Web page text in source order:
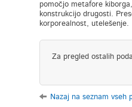
pomočjo metafore
konstrukcijo drugosti.
korporealnost, utelešenje.
Za pregled ostalih
Nazaj na seznam vseh